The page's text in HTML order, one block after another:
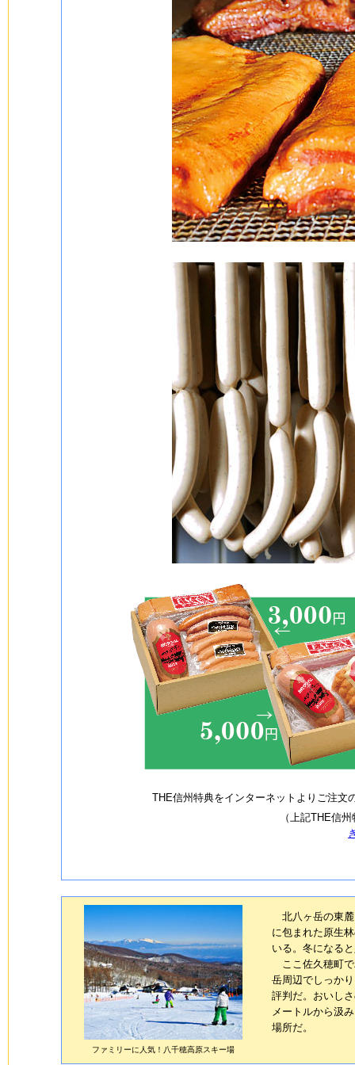
THE信州特典をインターネットよりご注文
（上記THE信州
ファミリーに人気！八千穂高原スキー場
北八ヶ岳の東麓
に包まれた原生
いる。冬になる
ここ佐久穂町で
岳周辺でしっか
評判だ。おいし
メートルから汲
場所だ。